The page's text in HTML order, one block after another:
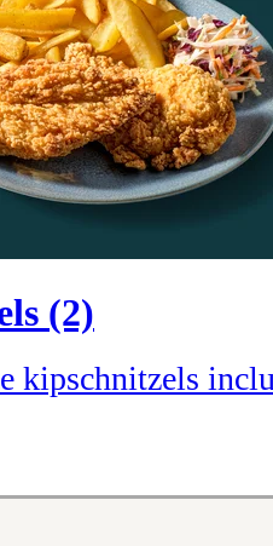
(2)
kipschnitzels